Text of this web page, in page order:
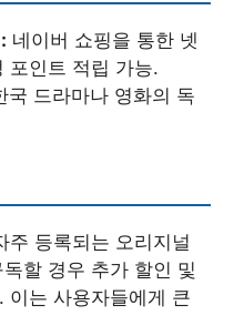
네이버 쇼핑을 통한 넷
포인트 적립 가능.
국 드라마나 영화의 독
주 등록되는 오리지널
할 경우 추가 할인 및
이는 사용자들에게 큰